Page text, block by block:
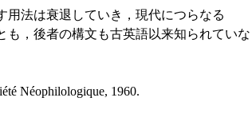
用法は衰退していき，現代につらなる
，後者の構文も古英語以来知られていな
Néophilologique, 1960.